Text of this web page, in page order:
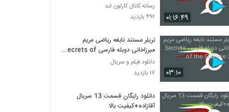
۰۱:۱۶:۴۹
رسانه کانال کارتون لند
۴۹۲ بازدید
۰۳:۱۰
تریلر مستند نابغه ریاضی مریم
میرزاخانی دوبله فارسی Secrets of
the Surface 2020
دانلود فیلم و سریال
۱۷ بازدید
دانلود رایگان قسمت 13 سریال
آقازاده+کیفیت بالا